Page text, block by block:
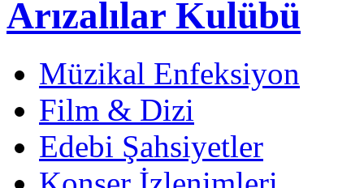
Arızalılar Kulübü
Müzikal Enfeksiyon
Film & Dizi
Edebi Şahsiyetler